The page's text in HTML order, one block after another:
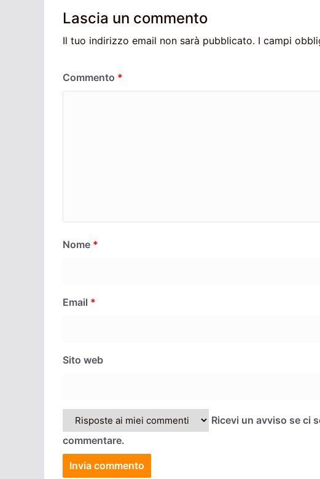
Lascia un commento
Il tuo indirizzo email non sarà pubblicato. I campi
Commento *
Nome *
Email *
Sito web
Ricevi un avviso se ci
commentare.